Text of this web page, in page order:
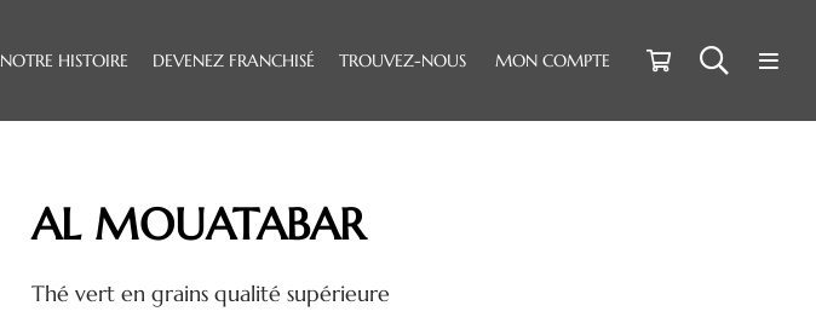
NOTRE HISTOIRE DEVENEZ FRANCHISÉ TROUVEZ-NOUS MON COMPTE
AL MOUATABAR
Thé vert en grains qualité supérieure